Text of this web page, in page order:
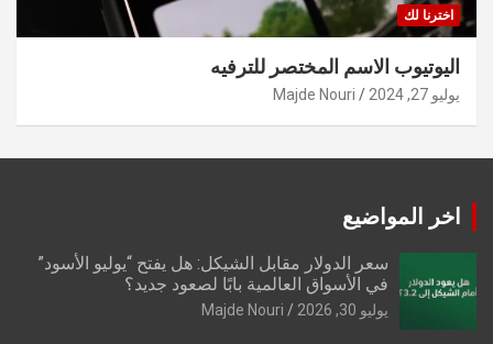
اخترنا لك
اليوتيوب الاسم المختصر للترفيه
يوليو 27, 2024 Majde Nouri
اخر المواضيع
سعر الدولار مقابل الشيكل: هل يفتح “يوليو الأسود”
في الأسواق العالمية بابًا لصعود جديد؟
يوليو 30, 2026 Majde Nouri